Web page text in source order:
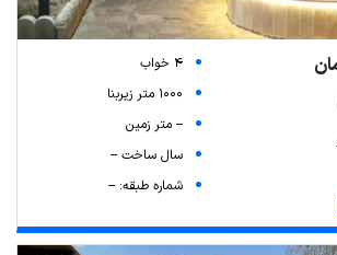
4 خواب
1000 متر زیربنا
-- متر زمین
سال ساخت --
شماره طبقه: --